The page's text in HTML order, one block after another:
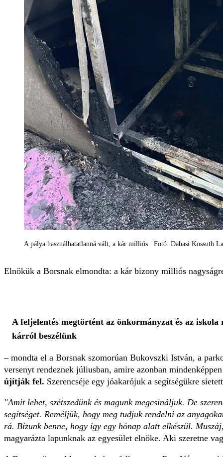
A pálya használhatatlanná vált, a kár milliós Fotó: Dabasi Kossuth
Elnökük a Borsnak elmondta: a kár bizony milliós
A feljelentés megtörtént az önkormányzat és az
kárról beszélünk
– mondta el a Borsnak szomorúan Bukovszki István, a
versenyt rendeznek júliusban, amire azonban
újítják fel. Szerencséje egy jóakarójuk a segítségükre
"Amit lehet, szétszedünk és magunk megcsináljuk. De
segítséget. Reméljük, hogy meg tudjuk rendelni az
rá. Bízunk benne, hogy így egy hónap alatt elkészül.
magyarázta lapunknak az egyesület elnöke. Aki szeretne